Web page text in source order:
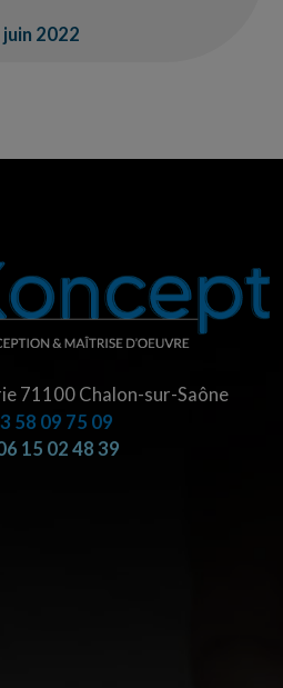
juin 2022
71100 Chalon-sur-Saône
58 09 75 09
15 02 48 39